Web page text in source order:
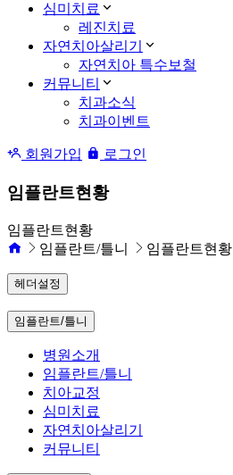
심미치료
레진치료
자연치아살리기
자연치아 특수보철
커뮤니티
치과소식
치과이벤트
회원가입 로그인
임플란트현황
임플란트현황
임플란트/틀니
임플란트현황
헤더설정
임플란트/틀니
병원소개
임플란트/틀니
치아교정
심미치료
자연치아살리기
커뮤니티